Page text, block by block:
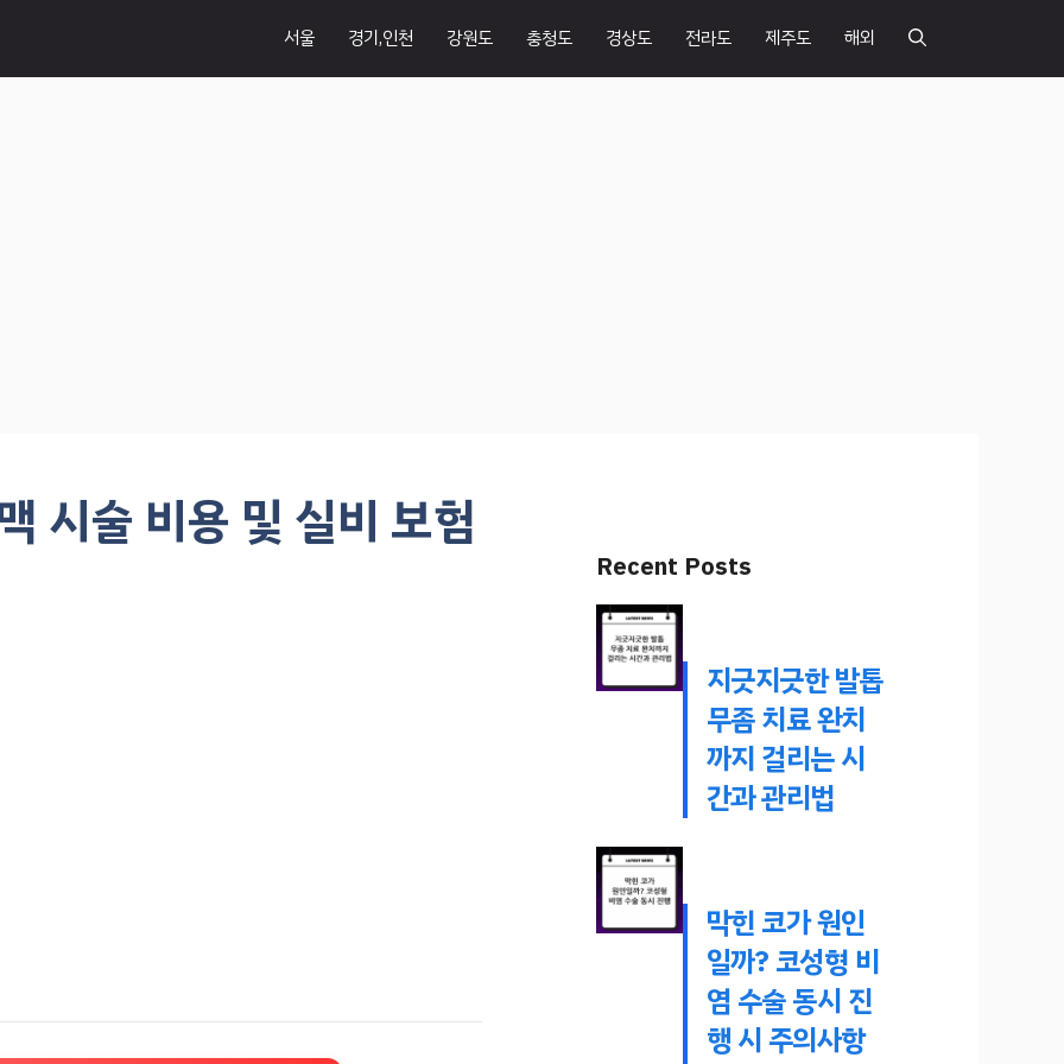
서울 경기,인천 강원도 충청도 경상도 전라도 제주도 해외
시술 비용 및 실비 보험
Recent Posts
지긋지긋한 발톱
무좀 치료 완치
까지 걸리는 시
간과 관리법
막힌 코가 원인
일까? 코성형 비
염 수술 동시 진
행 시 주의사항